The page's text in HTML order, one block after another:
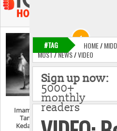
Imam Mahdi Dan
Tanda-Tanda
Kedatangannya
#TAG HOME/
MOST/NEWS/VIDEO
Sign up now:
5000+
monthly
readers